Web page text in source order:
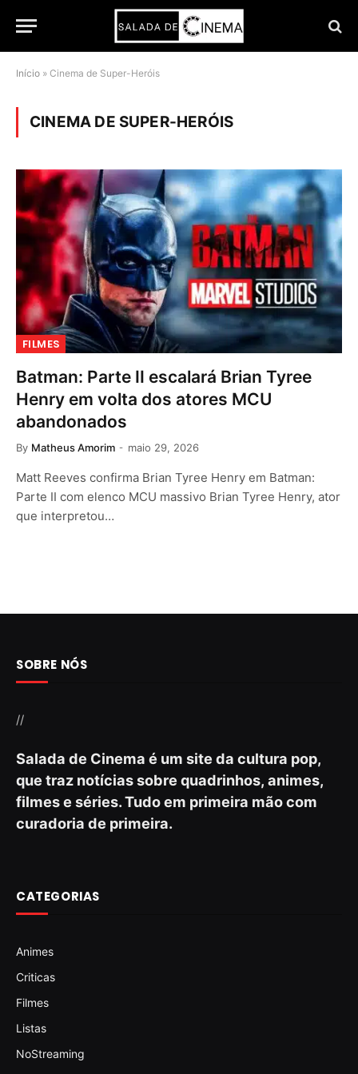
Início » Cinema de Super-Heróis
CINEMA DE SUPER-HERÓIS
FILMES
Batman: Parte II escalará Brian Tyree
Henry em volta dos atores MCU
abandonados
By Matheus Amorim maio 29, 2026
Matt Reeves confirma Brian Tyree Henry em Batman:
Parte II com elenco MCU massivo Brian Tyree Henry, ator
que interpretou…
SOBRE NÓS
//
Salada de Cinema é um site da cultura pop,
que traz notícias sobre quadrinhos, animes,
filmes e séries. Tudo em primeira mão com
curadoria de primeira.
CATEGORIAS
Animes
Criticas
Filmes
Listas
NoStreaming